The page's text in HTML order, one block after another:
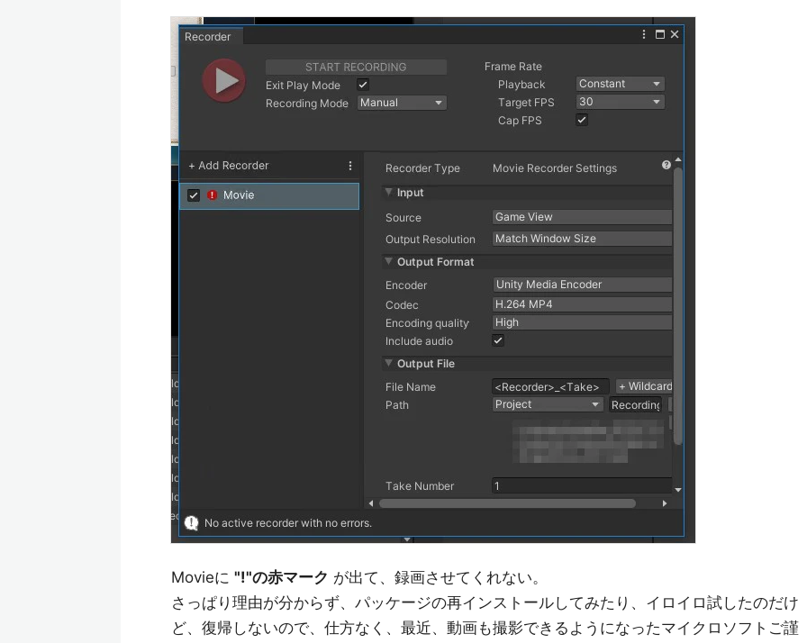
Movieに "!"の赤マーク が出て、録画させてくれない。
さっぱり理由が分からず、パッケージの再インストールしてみたり、イロイロ試したのだけ
ど、復帰しないので、仕方なく、最近、動画も撮影できるようになったマイクロソフトご謹